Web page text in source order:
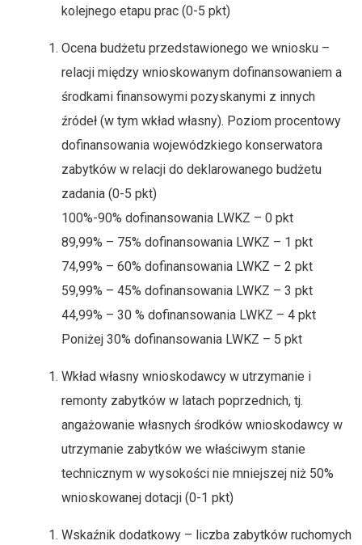
kolejnego etapu prac (0-5 pkt)
Ocena budżetu przedstawionego we wniosku –
relacji między wnioskowanym dofinansowaniem a
środkami finansowymi pozyskanymi z innych
źródeł (w tym wkład własny). Poziom procentowy
dofinansowania wojewódzkiego konserwatora
zabytków w relacji do deklarowanego budżetu
zadania (0-5 pkt)
100%-90% dofinansowania LWKZ – 0 pkt
89,99% – 75% dofinansowania LWKZ – 1 pkt
74,99% – 60% dofinansowania LWKZ – 2 pkt
59,99% – 45% dofinansowania LWKZ – 3 pkt
44,99% – 30 % dofinansowania LWKZ – 4 pkt
Poniżej 30% dofinansowania LWKZ – 5 pkt
Wkład własny wnioskodawcy w utrzymanie i
remonty zabytków w latach poprzednich, tj.
angażowanie własnych środków wnioskodawcy w
utrzymanie zabytków we właściwym stanie
technicznym w wysokości nie mniejszej niż 50%
wnioskowanej dotacji (0-1 pkt)
Wskaźnik dodatkowy – liczba zabytków ruchomych